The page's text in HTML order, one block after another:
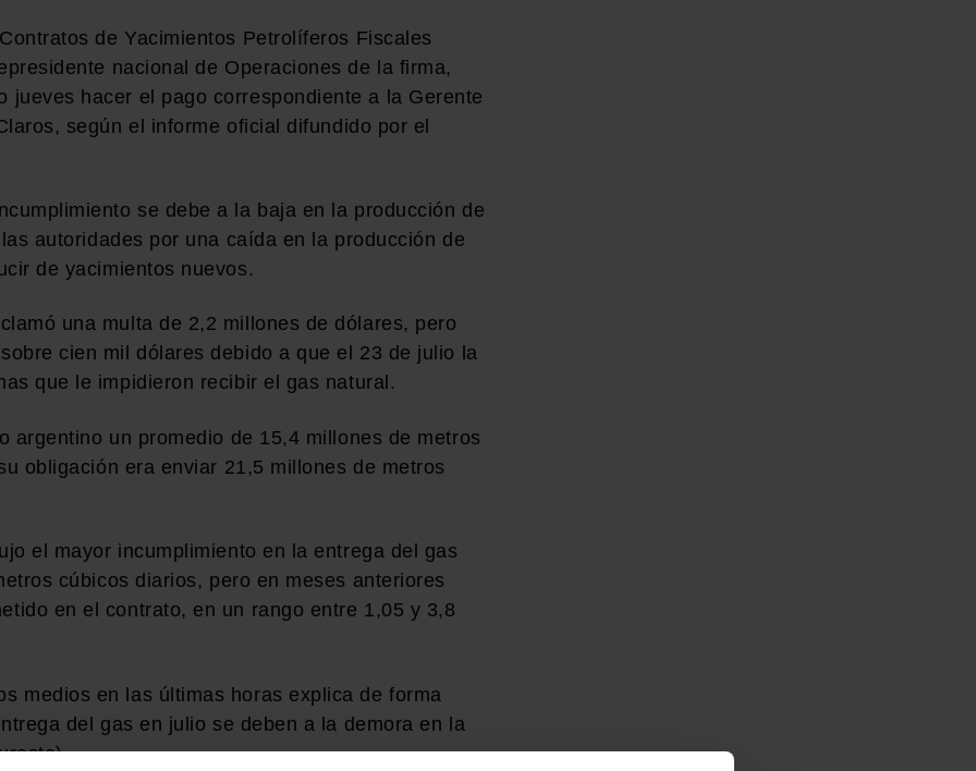
de Yacimientos Petrolíferos Fiscales
nacional de Operaciones de la firma,
jueves hacer el pago correspondiente a la Gerente
según el informe oficial difundido por el
se debe a la baja en la producción de
autoridades por una caída en la producción de
de yacimientos nuevos.
una multa de 2,2 millones de dólares, pero
cien mil dólares debido a que el 23 de julio la
que le impidieron recibir el gas natural.
argentino un promedio de 15,4 millones de metros
obligación era enviar 21,5 millones de metros
el mayor incumplimiento en la entrega del gas
cúbicos diarios, pero en meses anteriores
en el contrato, en un rango entre 1,05 y 3,8
medios en las últimas horas explica de forma
del gas en julio se deben a la demora en la